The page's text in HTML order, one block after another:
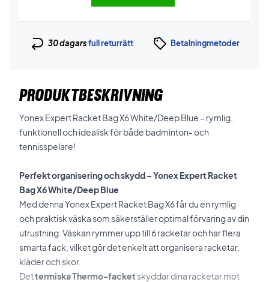
30 dagarsfull returrätt Betalningmetoder
PRODUKTBESKRIVNING
Yonex Expert Racket Bag X6 White/Deep Blue – rymlig,
funktionell och idealisk för både badminton- och
tennisspelare!
Perfekt organisering och skydd – Yonex Expert Racket
Bag X6 White/Deep Blue
Med denna Yonex Expert Racket Bag X6 får du en rymlig
och praktisk väska som säkerställer optimal förvaring av din
utrustning. Väskan rymmer upp till 6 racketar och har flera
smarta fack, vilket gör det enkelt att organisera racketar,
kläder och skor.
Dettermiska Thermo-facketskyddar dina racketar mot